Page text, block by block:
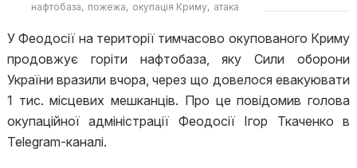
нафтобаза пожежа окупація Криму
атака
У Феодосії на території тимчасово окупованого Криму
продовжує горіти нафтобаза, яку Сили оборони
України вразили вчора, через що довелося евакуювати
1 тис. місцевих мешканців. Про це повідомив голова
окупаційної адміністрації Феодосії Ігор Ткаченко в
Telegram-каналі.